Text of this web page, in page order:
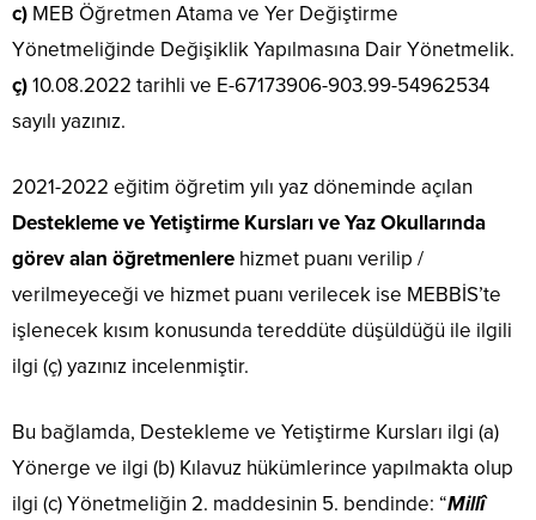
c) MEB Öğretmen Atama ve Yer Değiştirme
Yönetmeliğinde Değişiklik Yapılmasına Dair Yönetmelik.
ç)10.08.2022 tarihli ve E-67173906-903.99-54962534
sayılı yazınız.
2021-2022 eğitim öğretim yılı yaz döneminde açılan
Destekleme ve Yetiştirme Kursları ve Yaz Okullarında
görev alan öğretmenlere hizmet puanı verilip /
verilmeyeceği ve hizmet puanı verilecek ise MEBBİS’te
işlenecek kısım konusunda tereddüte düşüldüğü ile ilgili
ilgi (ç) yazınız incelenmiştir.
Bu bağlamda, Destekleme ve Yetiştirme Kursları ilgi (a)
Yönerge ve ilgi (b) Kılavuz hükümlerince yapılmakta olup
ilgi (c) Yönetmeliğin 2. maddesinin 5. bendinde: “Millî